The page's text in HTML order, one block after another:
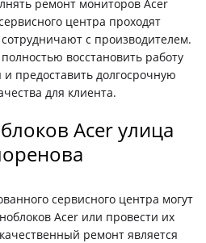
ремонт мониторов Acer
центра проходят
с производителем.
восстановить работу
предоставить долгосрочную
для клиента.
Acer улица
сервисного центра могут
Acer или провести их
ремонт является